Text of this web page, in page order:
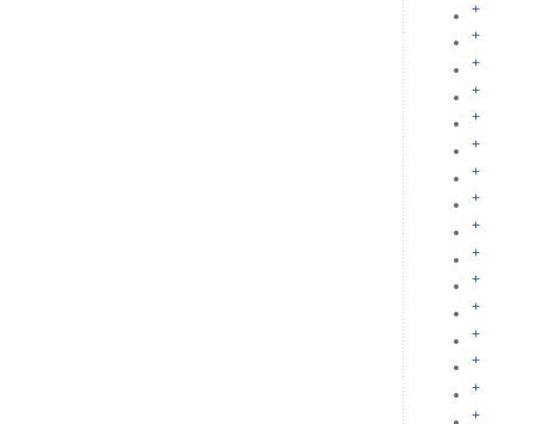
+
+
+
+
+
+
+
+
+
+
+
+
+
+
+
+